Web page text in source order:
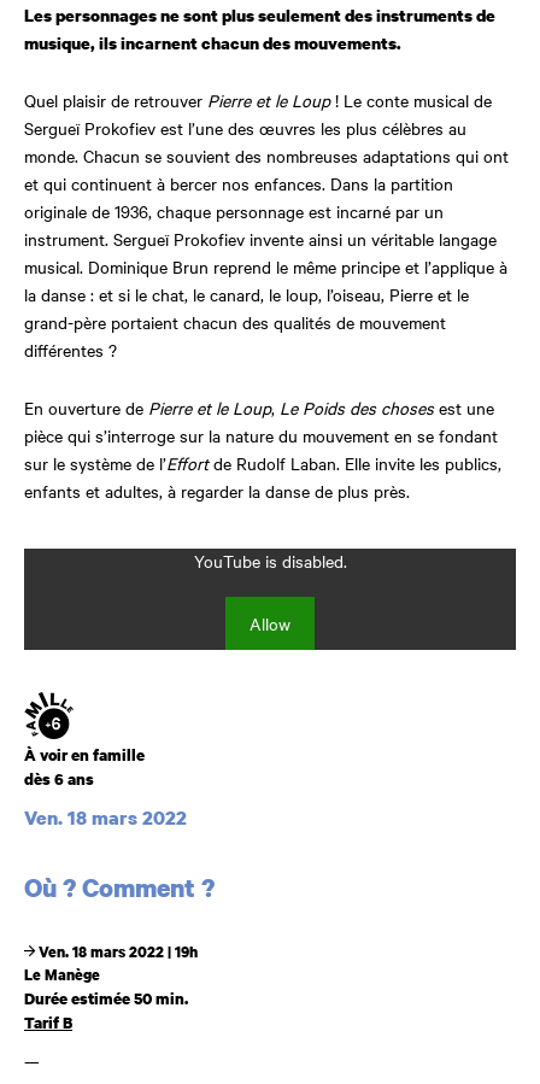
Les personnages ne sont plus seulement des instruments de
musique, ils incarnent chacun des mouvements.
Quel plaisir de retrouver Pierre et le Loup! Le conte musical de
Sergueï Prokofiev est l’une des œuvres les plus célèbres au
monde. Chacun se souvient des nombreuses adaptations qui ont
et qui continuent à bercer nos enfances. Dans la partition
originale de 1936, chaque personnage est incarné par un
instrument. Sergueï Prokofiev invente ainsi un véritable langage
musical. Dominique Brun reprend le même principe et l’applique à
la danse : et si le chat, le canard, le loup, l’oiseau, Pierre et le
grand-père portaient chacun des qualités de mouvement
différentes ?
En ouverture de Pierre et le Loup, Le Poids des chosesest une
pièce qui s’interroge sur la nature du mouvement en se fondant
sur le système de l’Effortde Rudolf Laban. Elle invite les publics,
enfants et adultes, à regarder la danse de plus près.
YouTube is disabled.
Allow
Âge
À voir en famille
dès 6 ans
Ven. 18 mars 2022
Où ? Comment ?
Ven. 18 mars 2022 | 19h
Le Manège
Durée estimée 50 min.
Tarif B
—